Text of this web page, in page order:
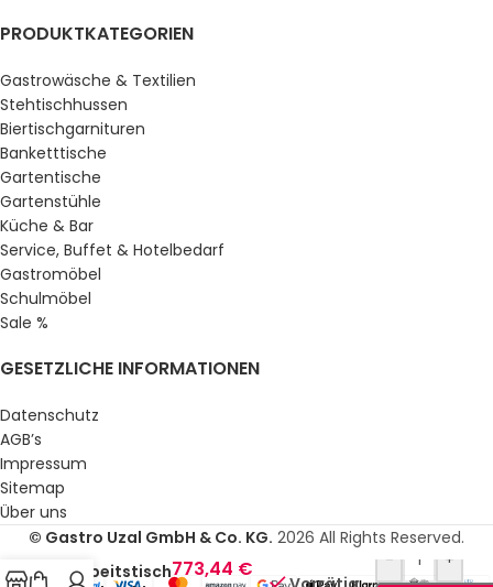
PRODUKTKATEGORIEN
Gastrowäsche & Textilien
Stehtischhussen
Biertischgarnituren
Banketttische
Gartentische
Gartenstühle
Küche & Bar
Service, Buffet & Hotelbedarf
Gastromöbel
Schulmöbel
Sale %
GESETZLICHE INFORMATIONEN
Datenschutz
AGB’s
Impressum
Sitemap
Über uns
© Gastro Uzal GmbH & Co. KG. 2026 All Rights Reserved.
Arbeitstisch
862,69€
773,44 € - +